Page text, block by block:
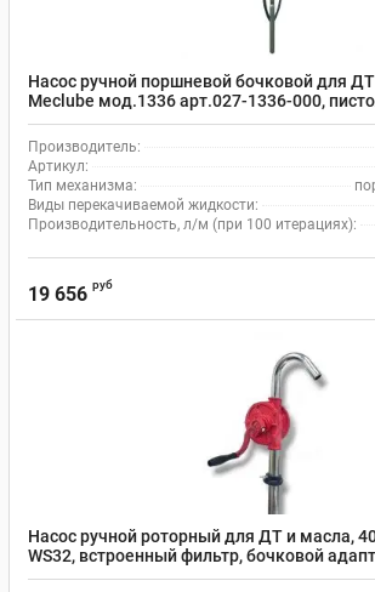
Насос ручной поршневой бочковой для
Meclube мод.1336 арт.027-1336-000,
фиксатором, сталь
Производитель:
Артикул:
Тип механизма:
Виды перекачиваемой жидкости:
Производительность, л/м (при 100 итерациях):
19 656 руб
Насос ручной роторный для ДТ и масла,
WS32, встроенный фильтр, бочковой